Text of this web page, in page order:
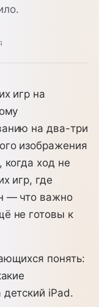
игр на
на два-три
изображения
когда ход не
игр, где
— что важно
не готовы к
понять:
детский iPad.